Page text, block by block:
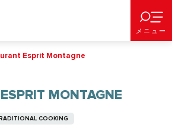
メニュー
Esprit Montagne
MONTAGNE
COOKING